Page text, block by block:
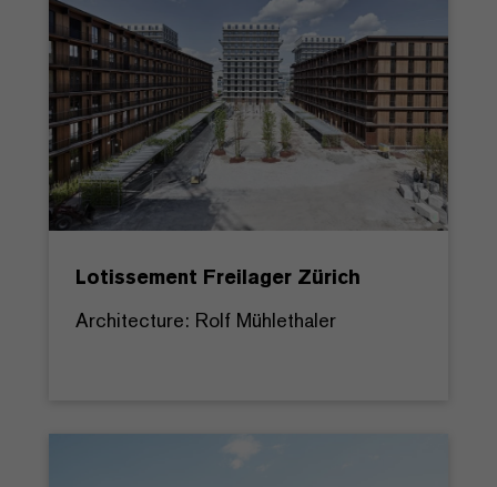
Lotissement Freilager Zürich
Architecture: Rolf Mühlethaler